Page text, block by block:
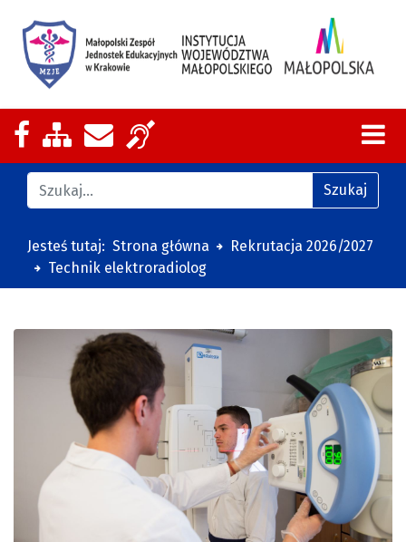
Nasza strona na Facebooku
Zobacz mapę strony
Wyślij emailZakres działalności z tłumaczeniem
Jesteś tutaj: Strona główna
Rekrutacja 2026/2027
Technik elektroradiolog
Znajdź na stronie Szukaj